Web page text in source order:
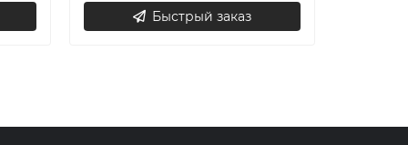
Быстрый заказ